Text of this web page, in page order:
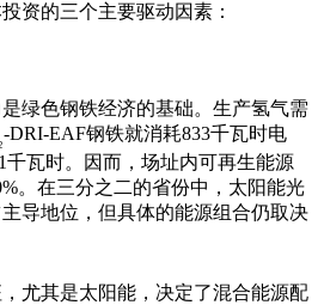
资的三个主要驱动因素：
绿色钢铁经济的基础。生产氢气需
-DRI-EAF钢铁就消耗833千瓦时电
千瓦时。因而，场址内可再生能源
。在三分之二的省份中，太阳能光
导地位，但具体的能源组合仍取决
尤其是太阳能，决定了混合能源配